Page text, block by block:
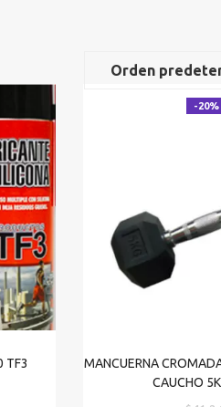
Orden
TF3
-20%
MANCUERNA
CAUCHO